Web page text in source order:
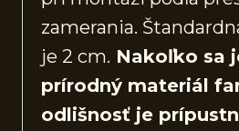
zamerania.
je 2 cm. Nakoľko sa
prírodný materiál
odlišnosť je